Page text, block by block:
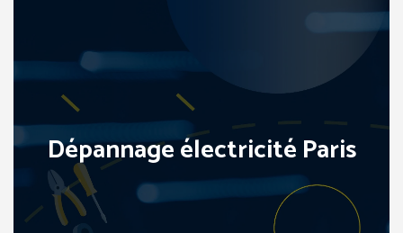
Dépannage électricité Paris